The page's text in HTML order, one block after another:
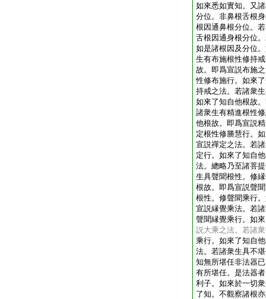
如來悉如實知。又
分位。非鼻根舌根
根因通鼻根分位。
舌根因通身根分位
如是諸根因及分位
生有布施根性修持
故。即爲宣説布施
性修布施行。如來
持戒之法。若諸衆
如來了知自他根故
諸衆生有精進根性
他根故。即爲宣説
定根性修勝慧行。
宣説禪定之法。若
定行。如來了知自
法。總略乃至諸菩
生具聲聞根性。修
根故。即爲宣説聲
根性。修聲聞乘行
宣説縁覺乘法。若
聲聞縁覺乘行。如
説大乘之法。若諸
乘行。如來了知自
法。若諸衆生具不
知無所堪任非法器
有所堪任。是法器
利子。如來於一切
了知。不觀察諸根